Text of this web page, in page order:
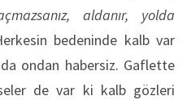
aldanır, yolda
bedeninde kalb var
ondan habersiz. Gaflette
de var ki kalb gözleri